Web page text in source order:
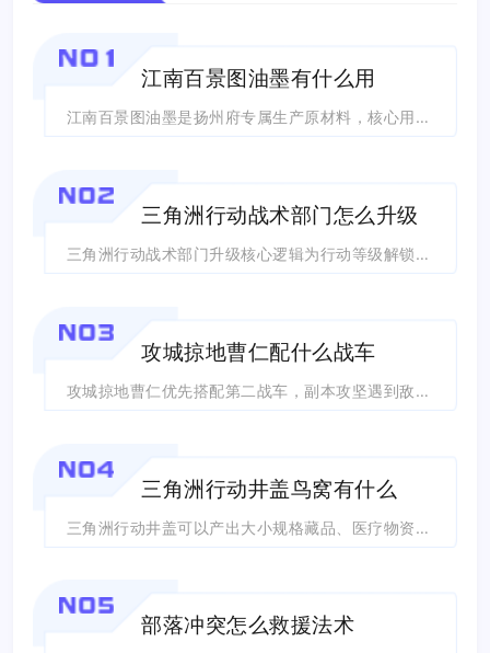
NO1
江南百景图油墨有什么用
江南百景图油墨是扬州府专属生产原材料，核心用途是配合雕版在印刷厂加工产出年历与经...
NO2
三角洲行动战术部门怎么升级
三角洲行动战术部门升级核心逻辑为行动等级解锁门槛、积攒战术专属声望满足星级要求、...
NO3
攻城掠地曹仁配什么战车
攻城掠地曹仁优先搭配第二战车，副本攻坚遇到敌方高额战法爆发时改用第三战车，资源有...
NO4
三角洲行动井盖鸟窝有什么
三角洲行动井盖可以产出大小规格藏品、医疗物资、电子元件，鸟窝主要刷新小型高价值收...
NO5
部落冲突怎么救援法术